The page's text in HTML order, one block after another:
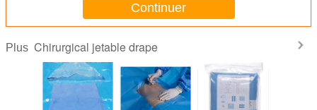
Continuer
Plus Chirurgical jetable drape